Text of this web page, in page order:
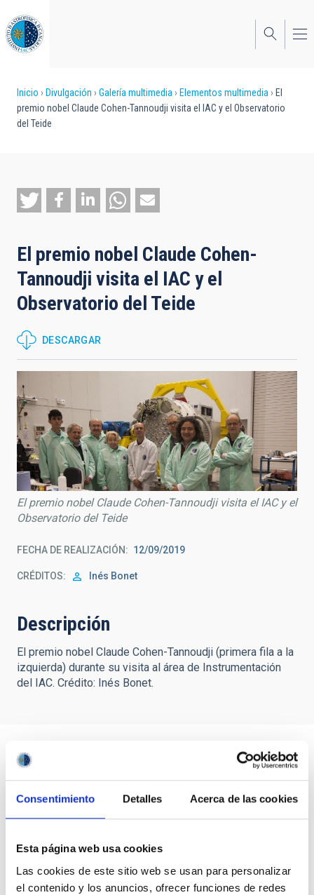
Consentimiento Detalles Acerca de las cookies
Esta página web usa cookies
Las cookies de este sitio web se usan para personalizar
el contenido y los anuncios, ofrecer funciones de redes
al
contenido
principal
Sobrescribir
enlaces
a
la
navegación
Inicio Divulgación Galería multimedia Elementos multimedia
El
premio nobel Claude Cohen-Tannoudji visita el IAC y el Observatorio
del Teide
El premio nobel Claude Cohen-
Tannoudji visita el IAC y el
Observatorio del Teide
DESCARGAR
El premio nobel Claude Cohen-Tannoudji visita el IAC y el
Observatorio del Teide
FECHA DE REALIZACIÓN 12/09/2019
CRÉDITOS Inés Bonet
Descripción
El premio nobel Claude Cohen-Tannoudji (primera fila a la
izquierda) durante su visita al área de Instrumentación
del IAC. Crédito: Inés Bonet.